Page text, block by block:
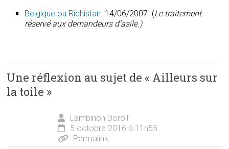
Belgique ou Richistan 14/06/2007 (Le traitement
réservé aux demandeurs d’asile.)
Une réflexion au sujet de « Ailleurs sur
la toile »
Lambinon DoroT
5 octobre 2016 à 11h55
Permalink